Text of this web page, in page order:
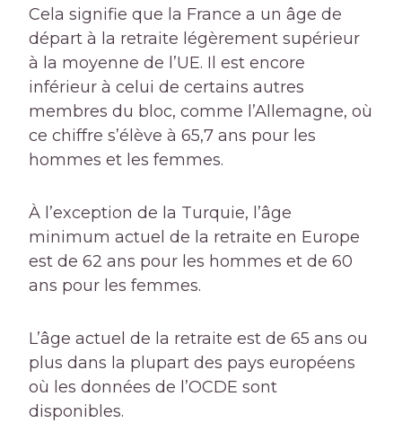
Cela signifie que la France a un âge de
départ à la retraite légèrement supérieur
à la moyenne de l’UE. Il est encore
inférieur à celui de certains autres
membres du bloc, comme l’Allemagne, où
ce chiffre s’élève à 65,7 ans pour les
hommes et les femmes.
À l’exception de la Turquie, l’âge
minimum actuel de la retraite en Europe
est de 62 ans pour les hommes et de 60
ans pour les femmes.
L’âge actuel de la retraite est de 65 ans ou
plus dans la plupart des pays européens
où les données de l’OCDE sont
disponibles.